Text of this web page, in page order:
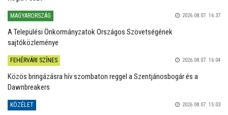
MAGYARORSZÁG 2026.08.07. 16:37
A Települési Önkormányzatok Országos Szövetségének
sajtóközleménye
FEHÉRVÁRI SZÍNES 2026.08.07. 16:04
Közös bringázásra hív szombaton reggel a Szentjánosbogár és a
Dawnbreakers
KÖZÉLET 2026.08.07. 15:03